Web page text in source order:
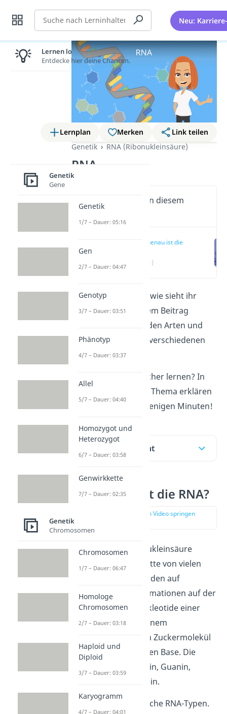
Suche Neu:
Lernplan Merken
Link teilen
Genetik
RNA (Ribonukleinsäure)
RNA
Wichtige Inhalte in diesem
Video
Was genau ist die
(00:11)
Was ist die RNA und wie sieht ihr
Aufbau aus? In diesem Beitrag
erfährst du alles zu den Arten und
den Funktionen der verschiedenen
RNAs.
Du willst noch einfacher lernen? In
zum Thema erklären
wir dir alles in nur wenigen Minuten!
Inhaltsübersicht
Was genau ist die RNA?
zur Stelle im Video springen
Die RNA oder Ribonukleinsäure
besteht aus einer Kette von vielen
Nukleotiden. Sie werden auf
Grundlage der Informationen auf der
DNA erstellt. Die Nukleotide einer
RNA bestehen aus einem
Phosphatrest, einem Zuckermolekül
und einer organischen Base. Die
Basen können Cytosin, Guanin,
Adenin und Uracil sein.
Es gibt unterschiedliche RNA-Typen.
Lernen lohnt sich!
Entdecke hier deine Chancen.
Genetik
Gene
Genetik
1/7 – Dauer: 05:16
Gen
2/7 – Dauer: 04:47
Genotyp
3/7 – Dauer: 03:51
Phänotyp
4/7 – Dauer: 03:37
Allel
5/7 – Dauer: 04:40
Homozygot und
Heterozygot
6/7 – Dauer: 03:58
Genwirkkette
7/7 – Dauer: 02:35
Genetik
Chromosomen
Chromosomen
1/7 – Dauer: 06:47
Homologe
Chromosomen
2/7 – Dauer: 03:18
Haploid und
Diploid
3/7 – Dauer: 03:59
Karyogramm
4/7 – Dauer: 04:01